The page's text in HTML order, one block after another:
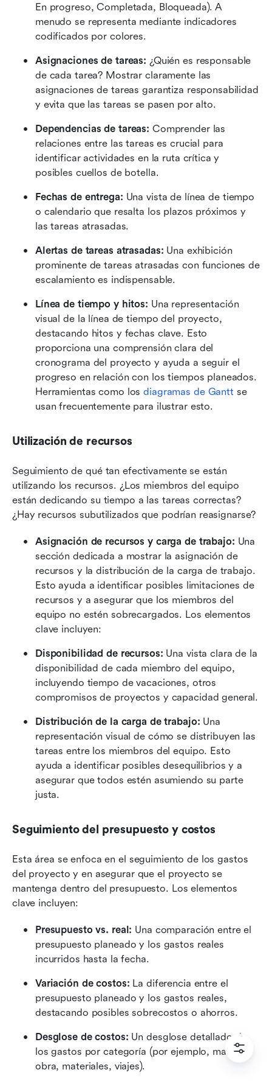
En progreso, Completada, Bloqueada). A
menudo se representa mediante indicadores
codificados por colores.
Asignaciones de tareas: ¿Quién es responsable
de cada tarea? Mostrar claramente las
asignaciones de tareas garantiza responsabilidad
y evita que las tareas se pasen por alto.
Dependencias de tareas: Comprender las
relaciones entre las tareas es crucial para
identificar actividades en la ruta crítica y
posibles cuellos de botella.
Fechas de entrega: Una vista de línea de tiempo
o calendario que resalta los plazos próximos y
las tareas atrasadas.
Alertas de tareas atrasadas: Una exhibición
prominente de tareas atrasadas con funciones de
escalamiento es indispensable.
Línea de tiempo y hitos: Una representación
visual de la línea de tiempo del proyecto,
destacando hitos y fechas clave. Esto
proporciona una comprensión clara del
cronograma del proyecto y ayuda a seguir el
progreso en relación con los tiempos planeados.
Herramientas como los diagramas de Gantt se
usan frecuentemente para ilustrar esto.
Utilización de recursos
Seguimiento de qué tan efectivamente se están
utilizando los recursos. ¿Los miembros del equipo
están dedicando su tiempo a las tareas correctas?
¿Hay recursos subutilizados que podrían reasignarse?
Asignación de recursos y carga de trabajo: Una
sección dedicada a mostrar la asignación de
recursos y la distribución de la carga de trabajo.
Esto ayuda a identificar posibles limitaciones de
recursos y a asegurar que los miembros del
equipo no estén sobrecargados. Los elementos
clave incluyen:
Disponibilidad de recursos: Una vista clara de la
disponibilidad de cada miembro del equipo,
incluyendo tiempo de vacaciones, otros
compromisos de proyectos y capacidad general.
Distribución de la carga de trabajo: Una
representación visual de cómo se distribuyen las
tareas entre los miembros del equipo. Esto
ayuda a identificar posibles desequilibrios y a
asegurar que todos estén asumiendo su parte
justa.
Seguimiento del presupuesto y costos
Esta área se enfoca en el seguimiento de los gastos
del proyecto y en asegurar que el proyecto se
mantenga dentro del presupuesto. Los elementos
clave incluyen:
Presupuesto vs. real: Una comparación entre el
presupuesto planeado y los gastos reales
incurridos hasta la fecha.
Variación de costos: La diferencia entre el
presupuesto planeado y los gastos reales,
destacando posibles sobrecostos o ahorros.
Desglose de costos: Un desglose detallado de
los gastos por categoría (por ejemplo, mano de
obra, materiales, viajes).